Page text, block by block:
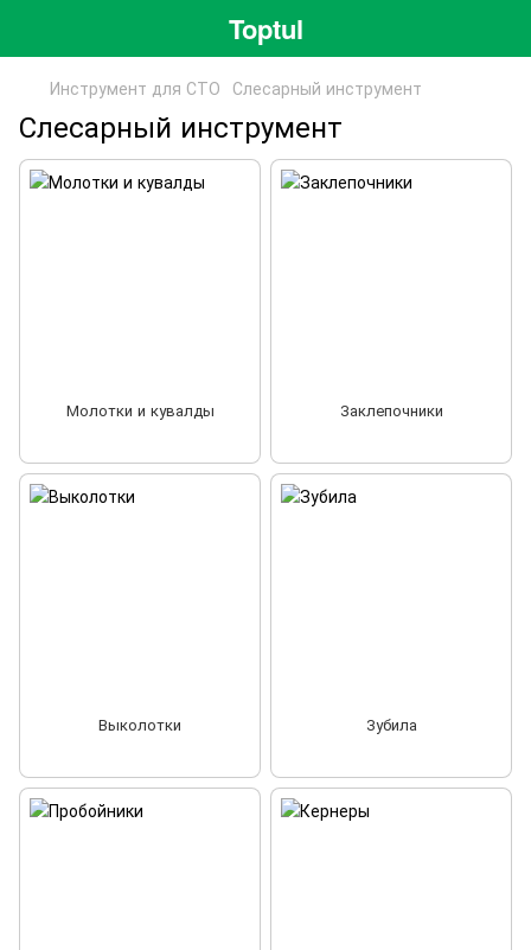
Toptul
Инструмент для СТО Слесарный инструмент
Слесарный инструмент
Молотки и кувалды Заклепочники
Выколотки Зубила